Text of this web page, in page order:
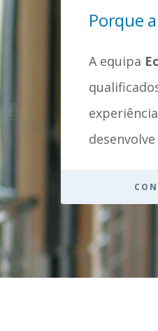
Porque
A equipa